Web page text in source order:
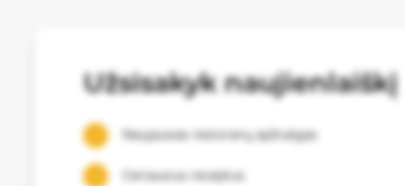
Užsisakyk naujienlaiškį
Naujausias restoranų apžvalgas
Geriausius receptus